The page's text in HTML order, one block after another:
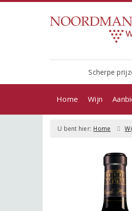
Scherpe
Home Wijn
U bent hier: Home